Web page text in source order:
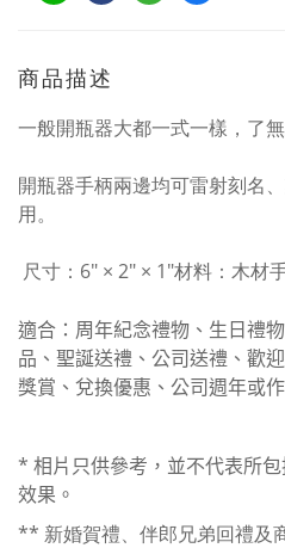
商品描述
一般開瓶器大都一式一樣，了
開瓶器手柄兩邊均可雷射刻名
用。
尺寸：6″ × 2″ × 1″材料：木材
適合：周年紀念禮物、生日禮
品、聖誕送禮、公司送禮、歡迎
獎賞、兌換優惠、公司週年或
* 相片只供參考，並不代表所
效果。
** 新婚賀禮、伴郎兄弟回禮及